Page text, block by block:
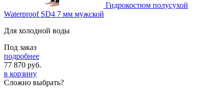
Гидрокостюм полусухой
Waterproof SD4 7 мм мужской
Для холодной воды
Под заказ
подробнее
77 870 руб.
в корзину
Сложно выбрать?